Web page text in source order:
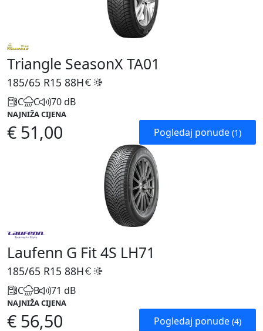
Triangle SeasonX TA01
185/65 R15 88H
C C 70 dB
NAJNIŽA CIJENA
€ 51,00 Pogledaj ponude (1)
Laufenn G Fit 4S LH71
185/65 R15 88H
C B 71 dB
NAJNIŽA CIJENA
€ 56,50 Pogledaj ponude (4)